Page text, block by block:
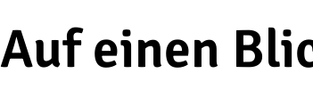
Auf einen